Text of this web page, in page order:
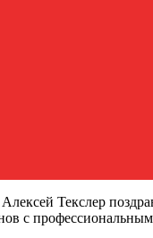
Алексей Текслер
с